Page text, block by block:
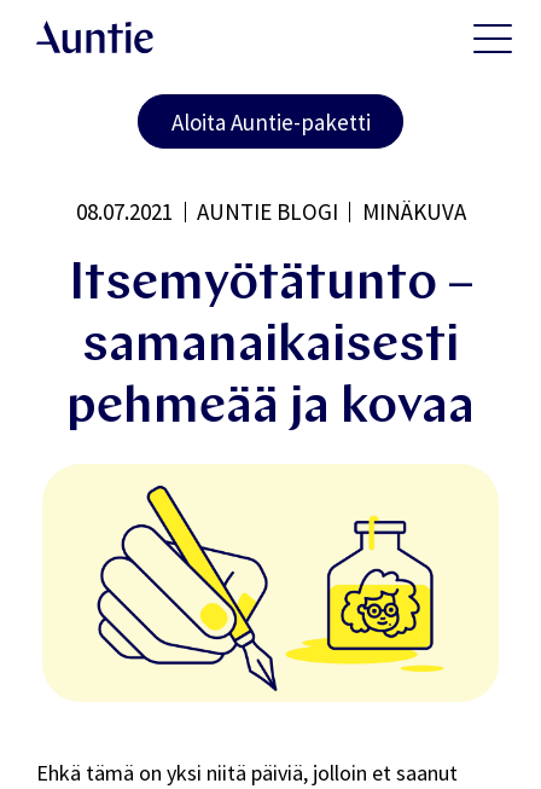
Aloita Auntie-paketti
08.07.2021 AUNTIE BLOGI MINÄKUVA
Itsemyötätunto –
samanaikaisesti
pehmeää ja kovaa
Ehkä tämä on yksi niitä päiviä, jolloin et saanut